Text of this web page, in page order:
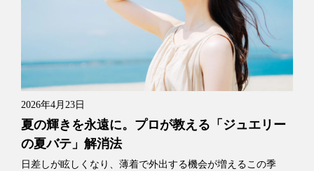
2026年4月23日
夏の輝きを永遠に。プロが教える「ジュエリー
の夏バテ」解消法
日差しが眩しくなり、薄着で外出する機会が増えるこの季